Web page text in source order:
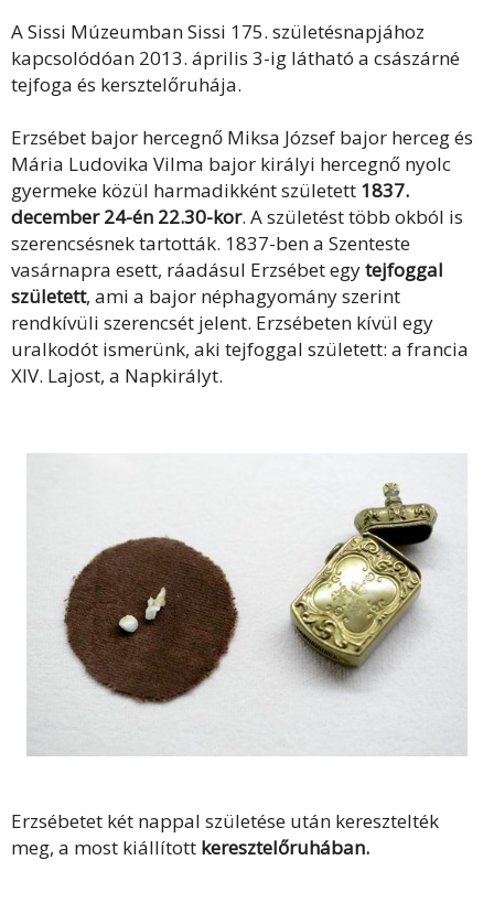
A Sissi Múzeumban Sissi 175. születésnapjához
kapcsolódóan 2013. április 3-ig látható a császárné
tejfoga és kersztelőruhája.
Erzsébet bajor hercegnő Miksa József bajor herceg és
Mária Ludovika Vilma bajor királyi hercegnő nyolc
gyermeke közül harmadikként született 1837.
december 24-én 22.30-kor. A születést több okból is
szerencsésnek tartották. 1837-ben a Szenteste
vasárnapra esett, ráadásul Erzsébet egytejfoggal
született, ami a bajor néphagyomány szerint
rendkívüli szerencsét jelent. Erzsébeten kívül egy
uralkodót ismerünk, aki tejfoggal született: a francia
XIV. Lajost, a Napkirályt.
Erzsébetet két nappal születése után keresztelték
meg, a most kiállított keresztelőruhában.